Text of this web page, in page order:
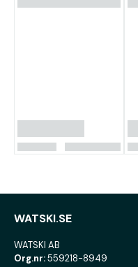
WATSKI.SE
WATSKI AB
Org.nr:559218-8949